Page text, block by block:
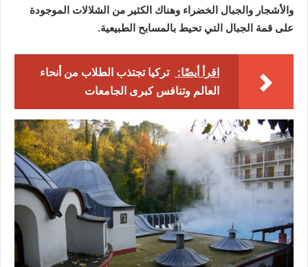
والأشجار والجبال الخضراء وهناك الكثير من الشلالات الموجودة
على قمة الجبال التي تحيط بالمسابح الطبيعية.
اقرأ أيضًا:
تركيا تجتذب الطلاب من أنحاء
العالم وتنافس كبرى الجامعات